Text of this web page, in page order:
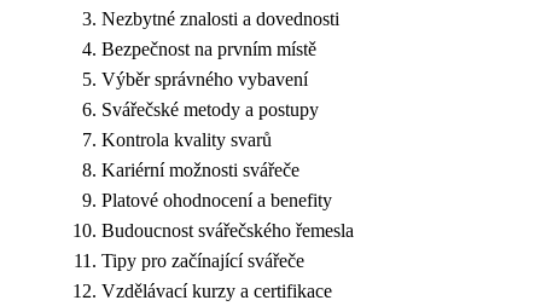
Nezbytné znalosti a dovednosti
Bezpečnost na prvním místě
Výběr správného vybavení
Svářečské metody a postupy
Kontrola kvality svarů
Kariérní možnosti svářeče
Platové ohodnocení a benefity
Budoucnost svářečského řemesla
Tipy pro začínající svářeče
Vzdělávací kurzy a certifikace